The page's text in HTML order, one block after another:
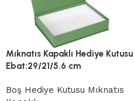
Mıknatıs Kapaklı Hediye Kutusu
Ebat:29/21/5.6 cm
Boş Hediye Kutusu Mıknatıs